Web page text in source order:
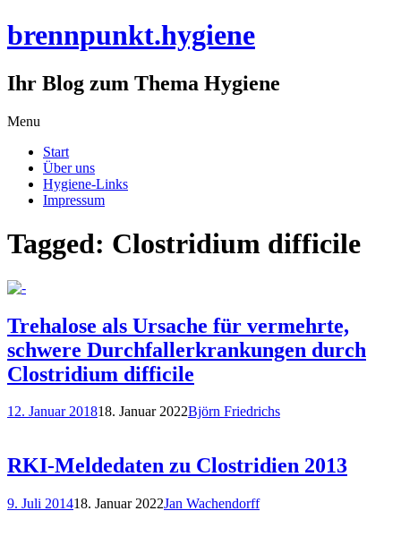
brennpunkt.hygiene
Ihr Blog zum Thema Hygiene
Menu
content
Start
Über uns
Hygiene-Links
Impressum
Tagged: Clostridium difficile
Trehalose als Ursache für vermehrte,
schwere Durchfallerkrankungen durch
Clostridium difficile
12. Januar 201818. Januar 2022Björn Friedrichs
RKI-Meldedaten zu Clostridien 2013
9. Juli 201418. Januar 2022Jan Wachendorff